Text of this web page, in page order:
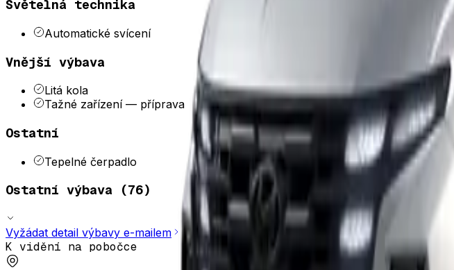
Světelná technika
Automatické svícení
Vnější výbava
Litá kola
Tažné zařízení— příprava
Ostatní
Tepelné čerpadlo
Ostatní výbava (76)
Vyžádat detail výbavy e-mailem
K vidění na pobočce